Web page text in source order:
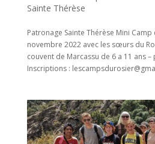
Sainte Thérèse
Patronage Sainte Thérèse Mini
novembre 2022 avec les sœurs du
couvent de Marcassu de 6 a 11 ans
Inscriptions :